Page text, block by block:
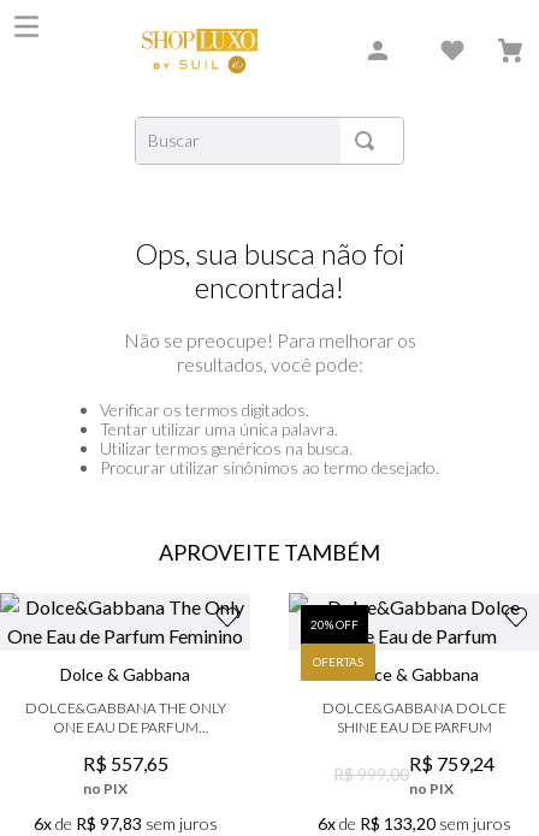
Buscar
Ops, sua busca não foi
encontrada!
Não se preocupe! Para melhorar os
resultados, você pode:
Verificar os termos digitados.
Tentar utilizar uma única palavra.
Utilizar termos genéricos na busca.
Procurar utilizar sinônimos ao termo desejado.
APROVEITE TAMBÉM
Dolce & Gabbana
DOLCE&GABBANA THE ONLY
ONE EAU DE PARFUM
R$ 557,65
no PIX
6xde R$ 97,83 sem juros
20% OFF
OFERTAS
Dolce & Gabbana
DOLCE&GABBANA DOLCE
SHINE EAU DE PARFUM
R$ 999,00R$ 759,24
no PIX
6xde R$ 133,20sem juros
2º
carolina herrera
creed
4º
xerjoff
6º
versace
7 º
libre
9º
boss